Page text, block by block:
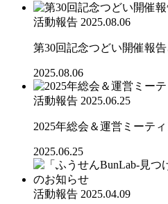
活動報告 2025.08.06
第30回記念つどい開催報
2025.08.06
活動報告 2025.06.25
2025年総会＆運営ミーテ
2025.06.25
活動報告 2025.04.09